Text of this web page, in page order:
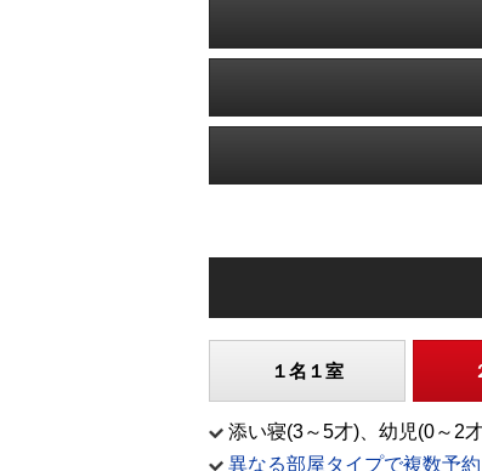
１名１室
添い寝(3～5才)、幼児(0～2
異なる部屋タイプで複数予